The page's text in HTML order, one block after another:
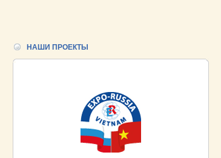
НАШИ ПРОЕКТЫ